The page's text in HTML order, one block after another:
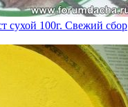
сухой 100г. Свежий сбор